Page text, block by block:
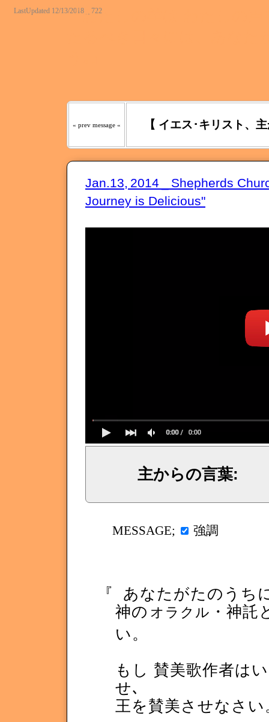
LastUpdated 12/13/2018 _ 722『わたしの羊は わたしの
« prev message « 【 イエス･キリスト、
Jan.13, 2014 _ Shepherds
Journey is Delicious"
主からの言葉:
MESSAGE; 強調
『
あなたがたのうち
神の オラクル ・神
い。
もし 賛美歌作者は
せ､
王を賛美させなさい